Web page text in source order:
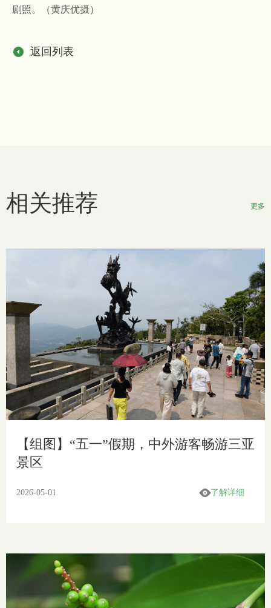
剧照。（黄庆优摄）
返回列表
相关推荐 更多
【组图】“五一”假期，中外游客畅游三亚
景区
2026-05-01 了解详细